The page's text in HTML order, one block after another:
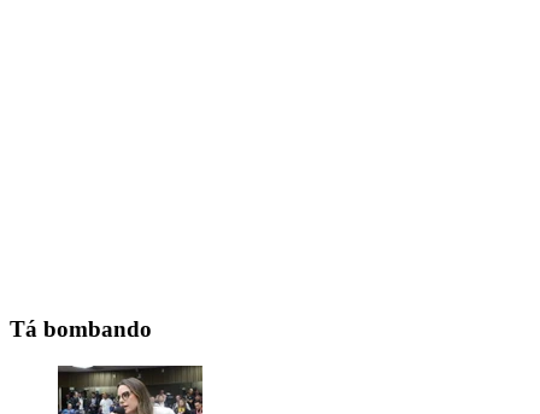
Tá bombando